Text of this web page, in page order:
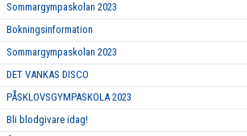
Sommargympaskolan 2023
Bokningsinformation
Sommargympaskolan 2023
DET VANKAS DISCO
PÅSKLOVSGYMPASKOLA 2023
Bli blodgivare idag!